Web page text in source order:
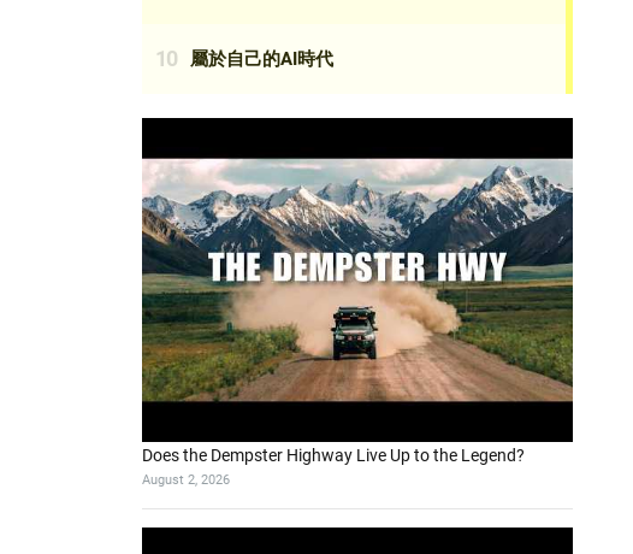
Does the Dempster Highway Live Up to the Legend?
August 2, 2026